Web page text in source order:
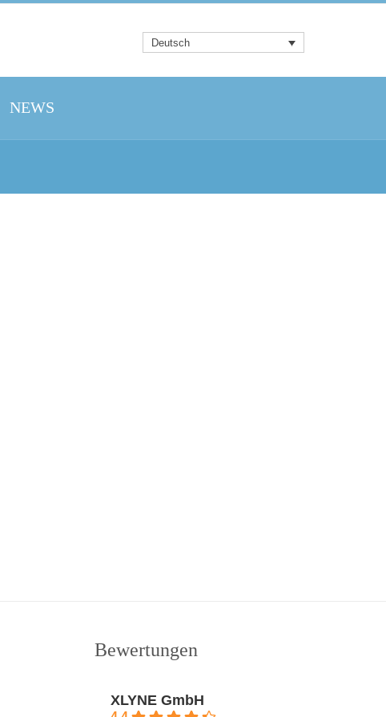
Deutsch
NEWS
Bewertungen
XLYNE GmbH